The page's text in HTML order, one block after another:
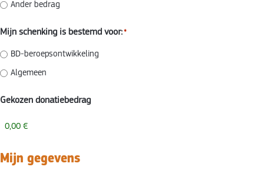
Ander bedrag
Mijn schenking is bestemd voor:*
BD-beroepsontwikkeling
Algemeen
Gekozen donatiebedrag
Mijn gegevens